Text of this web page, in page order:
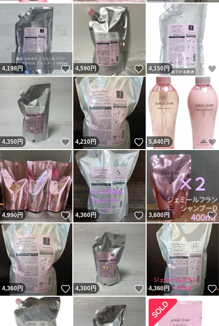
4,198円 いいね！
4,590円 いいね！
4,150円
4,350円 いいね！
4,210円 いいね！
5,840円
4,990円 いいね！
4,360円 いいね！
3,600円
4,360円 いいね！
4,300円 いいね！
4,360円